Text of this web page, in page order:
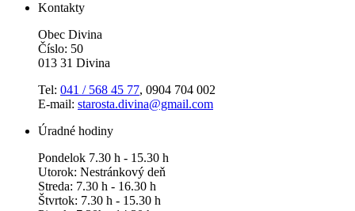
Kontakty
Obec Divina
Číslo: 50
013 31 Divina
Tel: 041 / 568 45 77, 0904 704 002
E-mail: starosta.divina@gmail.com
Úradné hodiny
Pondelok 7.30 h - 15.30 h
Utorok: Nestránkový deň
Streda: 7.30 h - 16.30 h
Štvrtok: 7.30 h - 15.30 h